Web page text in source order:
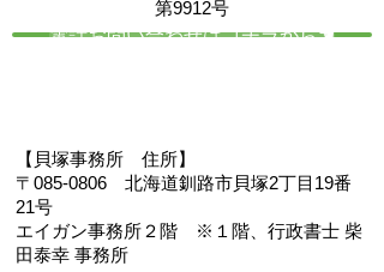
第9912号
電話お問い合わせはコチラから☚
【貝塚事務所 住所】
〒085-0806 北海道釧路市貝塚2丁目19番
21号
エイガン事務所２階
※１階、 行政書士 柴
田泰幸 事務所